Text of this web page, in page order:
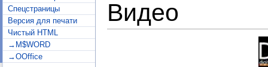
Спецстраницы
Версия для печати
Чистый HTML
→M$WORD
→OOffice
Видео